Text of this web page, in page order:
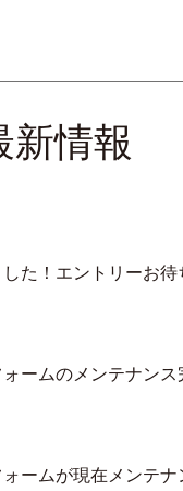
新情報
た！エントリーお待
ームのメンテナンス
ームが現在メンテナ